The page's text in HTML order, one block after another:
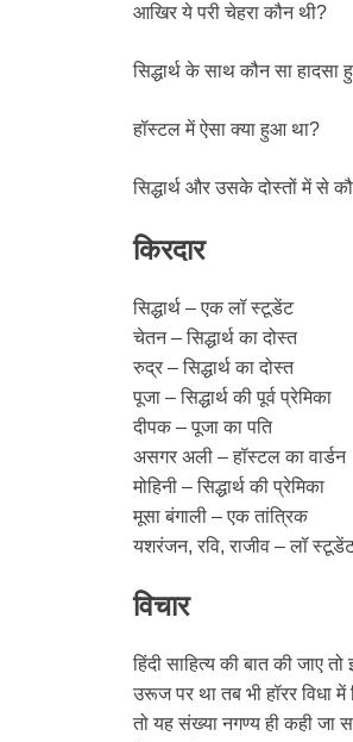
आखिर ये परी चेहरा कौन थी?
सिद्धार्थ के साथ कौन सा हादसा
हॉस्टल में ऐसा क्या हुआ था?
सिद्धार्थ और उसके दोस्तों में से
किरदार
सिद्धार्थ – एक लॉ स्टूडेंट
चेतन – सिद्धार्थ का दोस्त
रुद्र – सिद्धार्थ का दोस्त
पूजा – सिद्धार्थ की पूर्व प्रेमिका
दीपक – पूजा का पति
असगर अली – हॉस्टल का वार्डन
मोहिनी – सिद्धार्थ की प्रेमिका
मूसा बंगाली – एक तांत्रिक
यशरंजन, रवि, राजीव – लॉ
विचार
हिंदी साहित्य की बात की जाए
उरूज पर था तब भी हॉरर विधा
तो यह संख्या नगण्य ही कही